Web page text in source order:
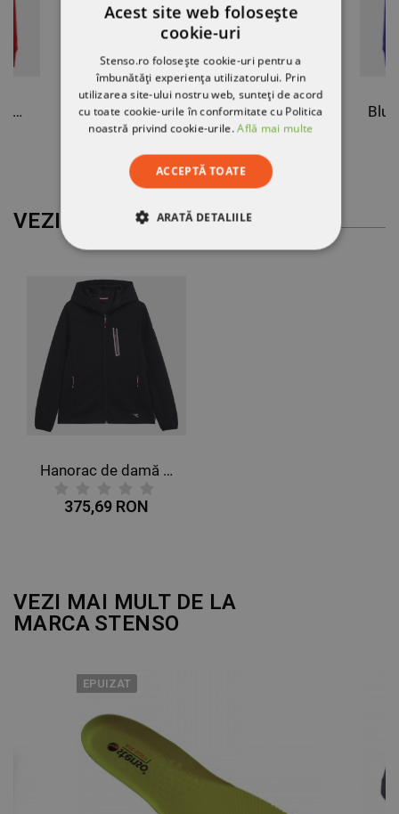
Bluză cu mânecă lungă REMO ROȘU (TOURS) Bluză cu mânecă lungă REMO PORTOCALU (TOURS)
VEZI MAI MULT
Hanorac de damă DIADORA HORACET ABILITY ATHENA
375,69 RON
VEZI MAI MULT DE LA
MARCA STENSO
EPUIZAT
Acest site web folosește
cookie-uri
Stenso.ro folosește cookie-uri pentru a
îmbunătăți experiența utilizatorului. Prin
utilizarea site-ului nostru web, sunteți de acord
cu toate cookie-urile în conformitate cu Politica
noastră privind cookie-urile.Află mai multe
ACCEPTĂ TOATE
ARATĂ DETALIILE
STRICT NECESARE
DE PERFORMANȚĂ
DE TARGETARE
DE FUNCŢIONALITATE
NECLASIFICATE